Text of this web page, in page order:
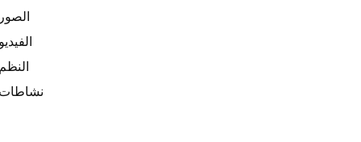
الصور
الفيديو
النظم
نشاطات